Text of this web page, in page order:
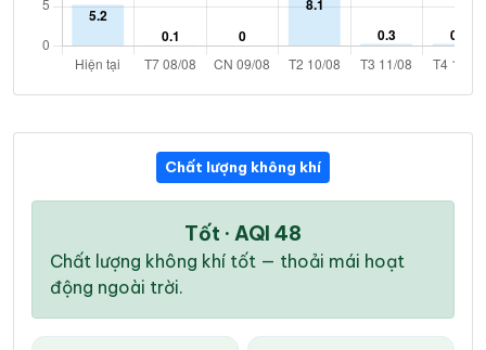
Chất lượng không khí
Tốt · AQI 48
Chất lượng không khí tốt — thoải mái hoạt
động ngoài trời.